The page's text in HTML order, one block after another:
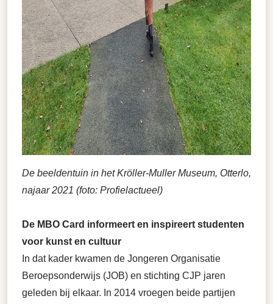
De beeldentuin in het Kröller-Muller Museum, Otterlo,
najaar 2021 (foto: Profielactueel)
De MBO Card informeert en inspireert studenten
voor kunst en cultuur
In dat kader kwamen de Jongeren Organisatie
Beroepsonderwijs (JOB) en stichting CJP jaren
geleden bij elkaar. In 2014 vroegen beide partijen